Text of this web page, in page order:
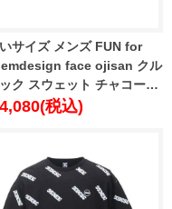
サイズ メンズ FUN for
face ojisan クル
ク スウェット チャコール
3608-2 3L 4L 5L 6L
税込)